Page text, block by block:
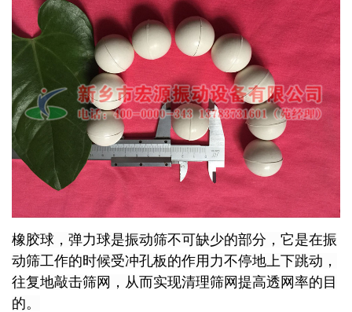
橡胶球，弹力球是振动筛不可缺少的部分，它是在振
动筛工作的时候受冲孔板的作用力不停地上下跳动，
往复地敲击筛网，从而实现清理筛网提高透网率的目
的。